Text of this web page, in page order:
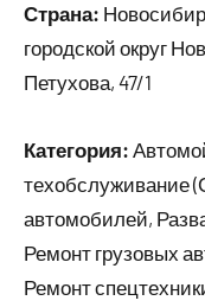
Страна:
городской округ
Петухова, 47/1
Категория:
техобслуживание
автомобилей,
Ремонт грузовых
Ремонт